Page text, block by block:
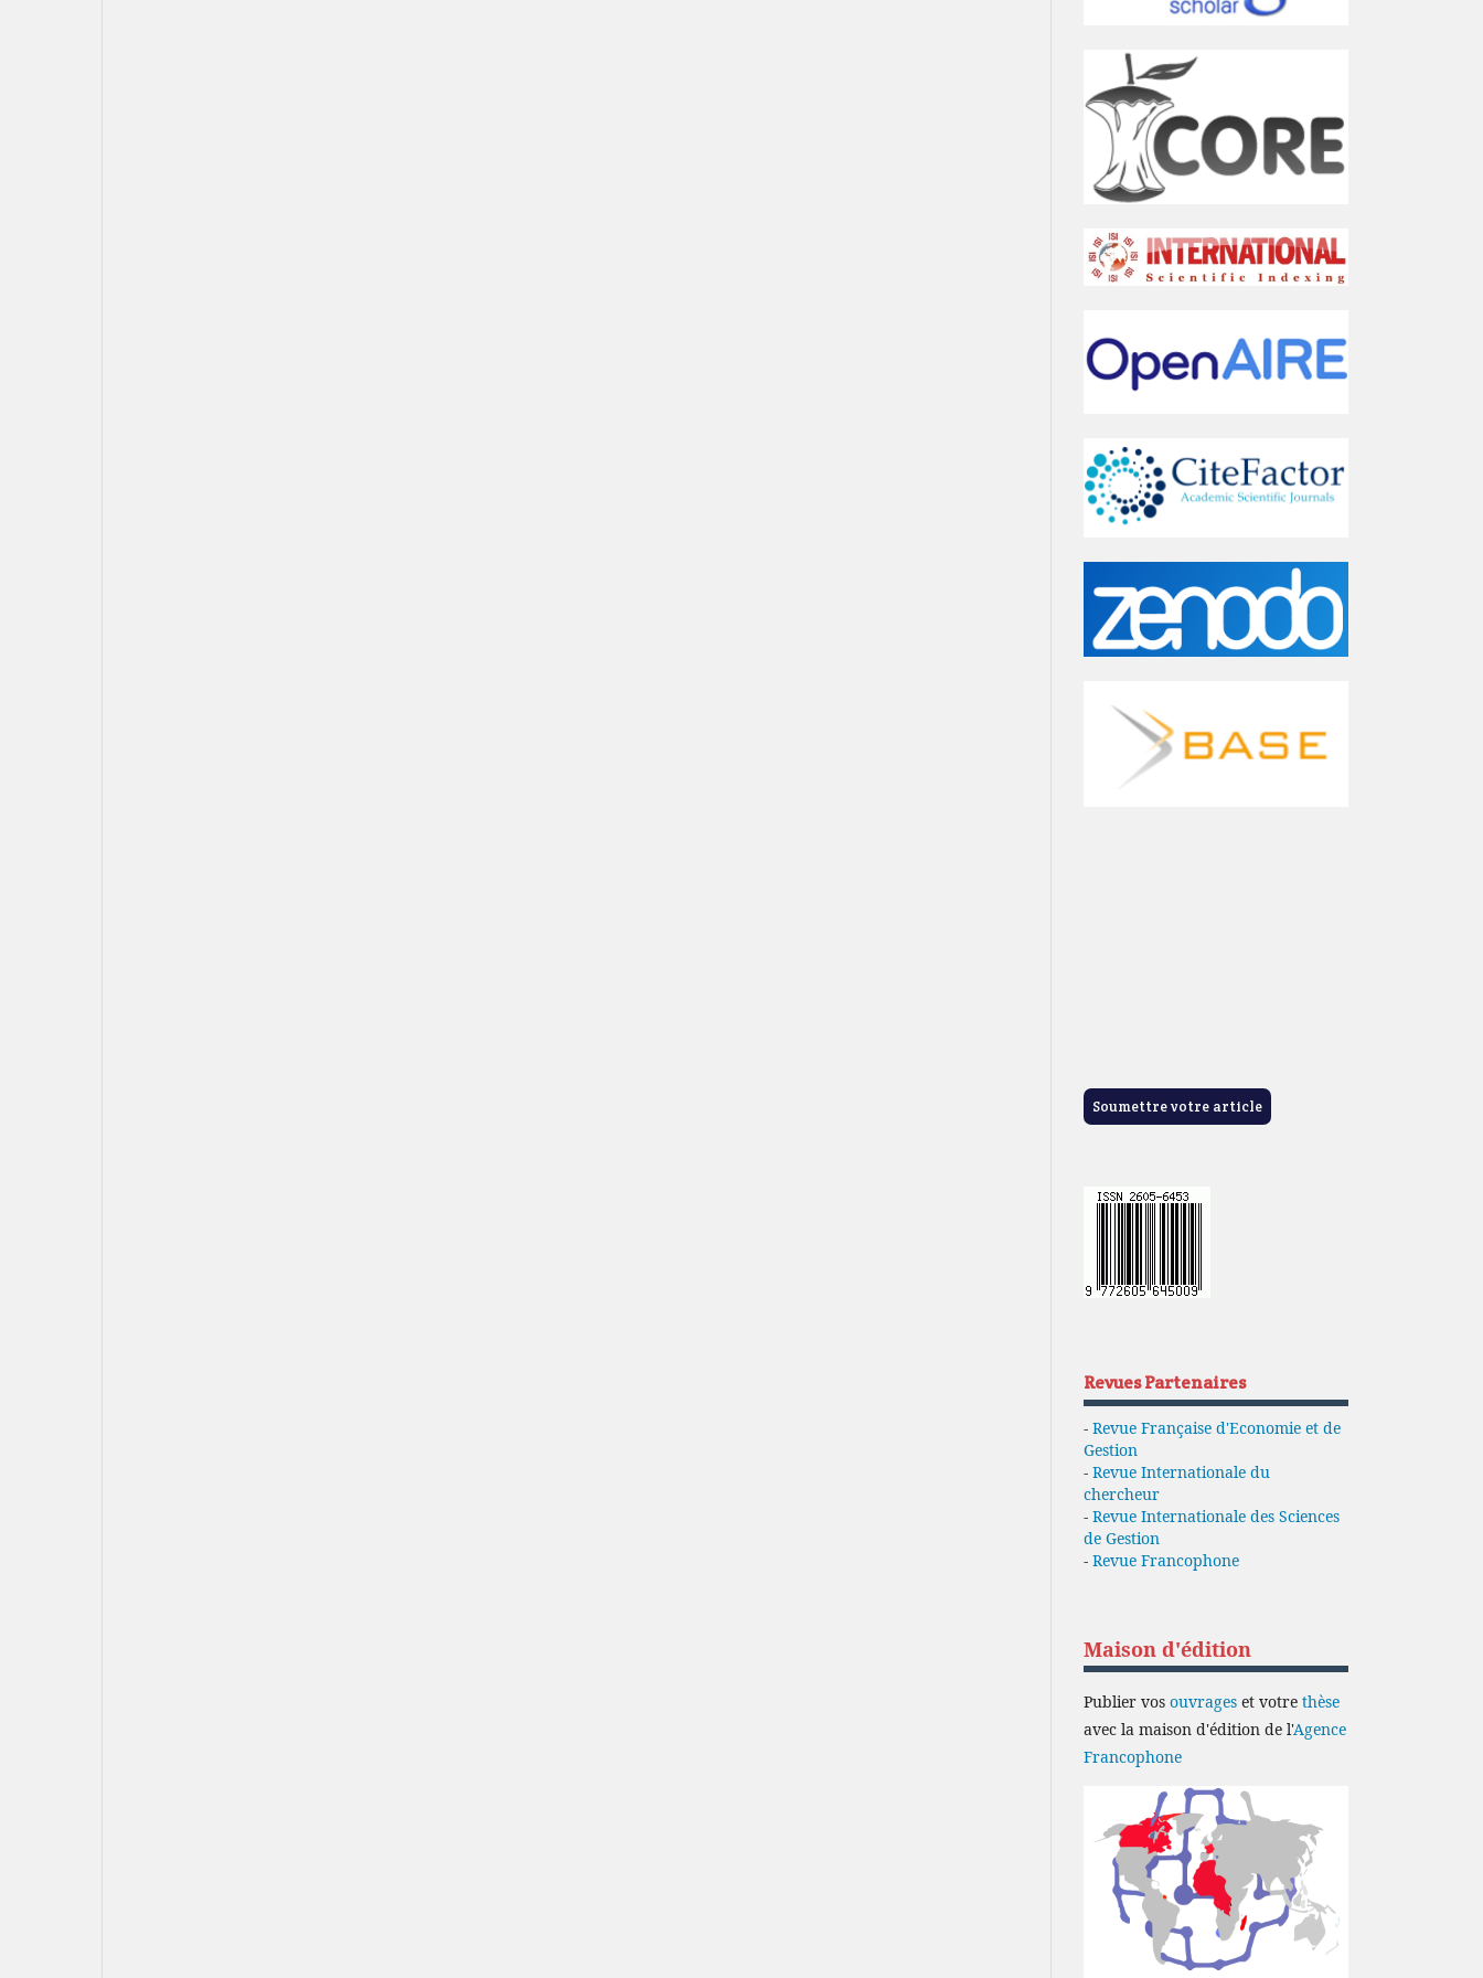
Soumettre votre article
Revues Partenaires
- Revue Française d'Economie et de
Gestion
- Revue Internationale du
chercheur
- Revue Internationale des Sciences
de Gestion
- Revue Francophone
Maison d'édition
Publier vos ouvrages et votre thèse
avec la maison d'édition de l'Agence
Francophone